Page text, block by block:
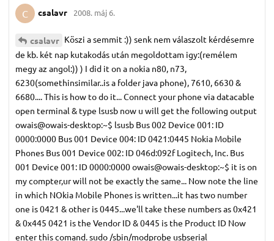
C csalavr 2008. máj 6.
csalavr Köszi a semmit :)) senk nem válaszolt kérdésemre
de kb. két nap kutakodás után megoldottam igy:(remélem
megy az angol:)) ) I did it on a nokia n80, n73,
6230(somethinsimilar..is a folder java phone), 7610, 6630 &
6680.... This is how to do it... Connect your phone via datacable
open terminal & type lsusb now u will get the following output
owais@owais-desktop:~$ lsusb Bus 002 Device 001: ID
0000:0000 Bus 001 Device 004: ID 0421:0445 Nokia Mobile
Phones Bus 001 Device 002: ID 046d:092f Logitech, Inc. Bus
001 Device 001: ID 0000:0000 owais@owais-desktop:~$ it is on
my compter,ur will not be exactly the same... Now note the line
in which NOkia Mobile Phones is written...it has two number
one is 0421 & other is 0445...we'll take these numbers as 0x421
& 0x445 0421 is the Vendor ID & 0445 is the Product ID Now
enter this comand. sudo /sbin/modprobe usbserial